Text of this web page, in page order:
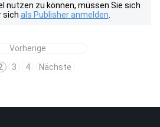
nutzen zu können, müssen Sie sich
sich als Publisher anmelden
Vorherige
3 4 Nächste